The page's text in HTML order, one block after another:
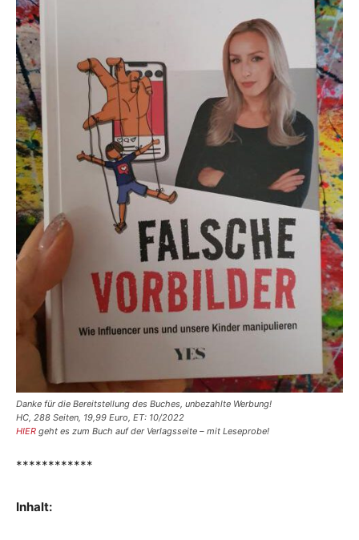
Danke für die Bereitstellung des Buches, unbezahlte Werbung!
HC, 288 Seiten, 19,99 Euro, ET: 10/2022
HIER geht es zum Buch auf der Verlagsseite – mit Leseprobe!
************
Inhalt: